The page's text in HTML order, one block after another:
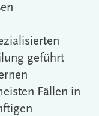
geführt
Fällen in